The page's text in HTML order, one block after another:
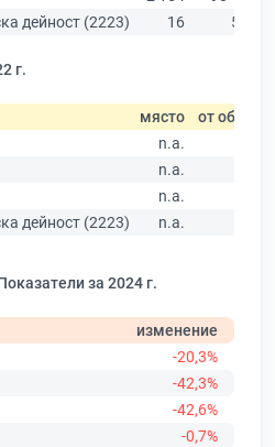
дейност (2223)
16 524
г.
място от общо
n.a.
n.a.
n.a.
дейност (2223)
n.a.
за 2024 г.
изменение
-20,3%
-42,3%
-42,6%
-0,7%